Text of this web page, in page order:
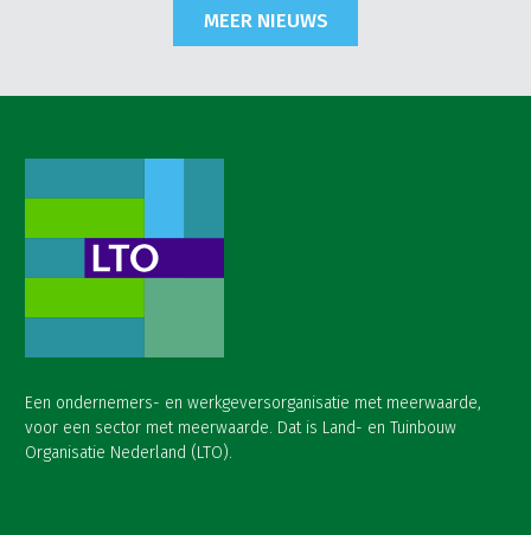
MEER NIEUWS
Een ondernemers- en werkgeversorganisatie met meerwaarde,
voor een sector met meerwaarde. Dat is Land- en Tuinbouw
Organisatie Nederland (LTO).